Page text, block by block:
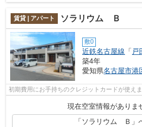
賃貸 | アパート ソラリウム Ｂ
敷0
近鉄名古屋線 「 戸
築4年
愛知県名古屋市港
初期費用にお手持ちのクレジットカードが使え
現在空室情報がありま
「ソラリウム Ｂ」